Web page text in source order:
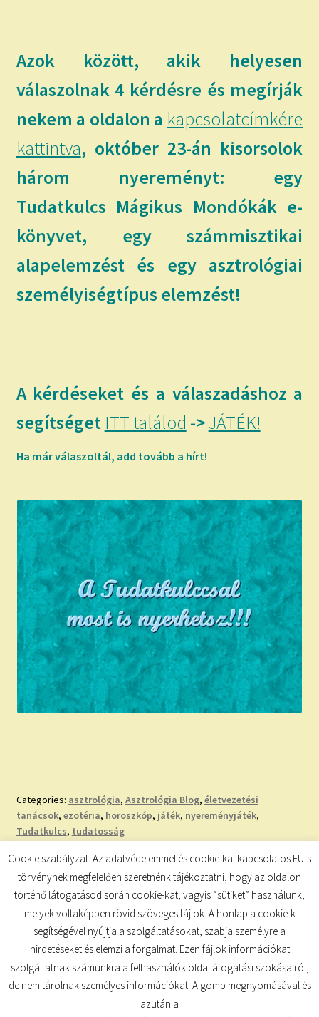
Azok között, akik helyesen
válaszolnak 4 kérdésre és megírják
nekem a oldalon a kapcsolatcímkére
kattintva, október 23-án kisorsolok
három nyereményt: egy
Tudatkulcs Mágikus Mondókák e-
könyvet, egy számmisztikai
alapelemzést és egy asztrológiai
személyiségtípus elemzést!
A kérdéseket és a válaszadáshoz a
segítséget ITT találod ->JÁTÉK!
Ha már válaszoltál, add tovább a hírt!
Categories: asztrológia, Asztrológia Blog, életvezetési
tanácsok, ezotéria, horoszkóp, játék, nyereményjáték,
Tudatkulcs, tudatosság
nyereményjáték, nyerj elemzést,nyerj mondókáskönyvet,
októberi nyereményjáték
© TUDATKULCS 2026
Cookie szabályzat: Az adatvédelemmel és cookie-kal kapcsolatos EU-s
törvénynek megfelelően szeretnénk tájékoztatni, hogy az oldalon
történő látogatásod során cookie-kat, vagyis “sütiket” használunk,
melyek voltaképpen rövid szöveges fájlok. A honlap a cookie-k
segítségével nyújtja a szolgáltatásokat, szabja személyre a
hirdetéseket és elemzi a forgalmat. Ezen fájlok információkat
szolgáltatnak számunkra a felhasználók oldallátogatási szokásairól,
de nem tárolnak személyes információkat. A gomb megnyomásával és
azután a